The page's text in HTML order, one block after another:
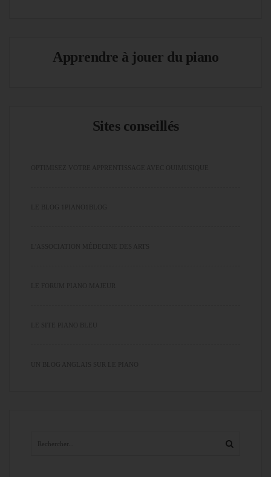
Apprendre à jouer du piano
Sites conseillés
OPTIMISEZ VOTRE APPRENTISSAGE AVEC OUIMUSIQUE
L'ASSOCIATION MÉDECINE DES ARTS
LE FORUM PIANO MAJEUR
LE SITE PIANO BLEU
UN BLOG ANGLAIS SUR LE PIANO